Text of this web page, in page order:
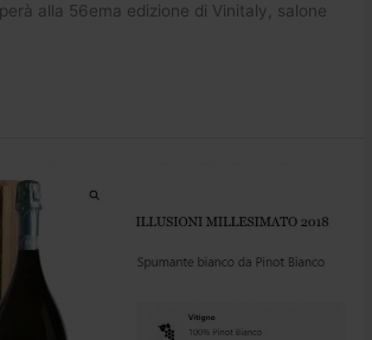
alla 56ema edizione di Vinitaly, salone